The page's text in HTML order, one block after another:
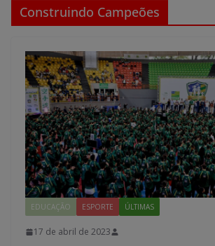
Construindo Campeões
EDUCAÇÃO ESPORTE ÚLTIMAS
17 de abril de 2023